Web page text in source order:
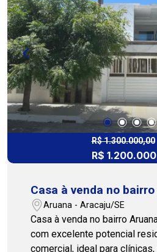
amplo oferece diversas
Para quem valoriza lazer e
conta com piscina privativa,
confraternizações e um
organização extra. São 4 vagas de garagem,
oferecendo total comodidade
excelente opção para quem
vida, espaço e um ambiente
aproveitar bons momentos
contato e agende sua visita.
Imobiliária PJ 208 - (79)
R$ 1.300.000,00
R$
Casa à venda no
Aruana - Aracaju/SE
Casa à venda no bairro
com excelente potencial
comercial, ideal para